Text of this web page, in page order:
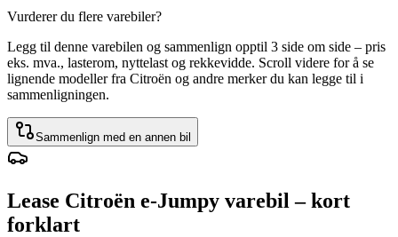
Vurderer du flere varebiler?
Legg til denne varebilen og sammenlign opptil 3 side om side – pris
eks. mva., lasterom, nyttelast og rekkevidde. Scroll videre for å se
lignende modeller fra Citroën og andre merker du kan legge til i
sammenligningen.
Sammenlign med en annen bil
Lease Citroën e-Jumpy varebil – kort
forklart